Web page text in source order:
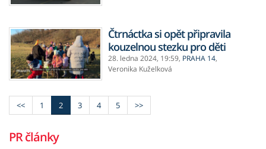
Čtrnáctka si opět připravila
kouzelnou stezku pro děti
28. ledna 2024, 19:59, PRAHA 14,
Veronika Kuželková
<< 1 2 3 4 5 >>
PR články